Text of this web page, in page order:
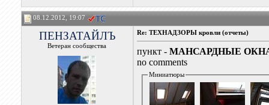
08.12.2012, 19:07
ПЕНЗАТАЙЛЪ
Ветеран сообщества
Re: ТЕХНАДЗОРЫ кровли (отчеты)
пункт - МАНСАРДНЫЕ ОКНА
no comments
Миниатюры